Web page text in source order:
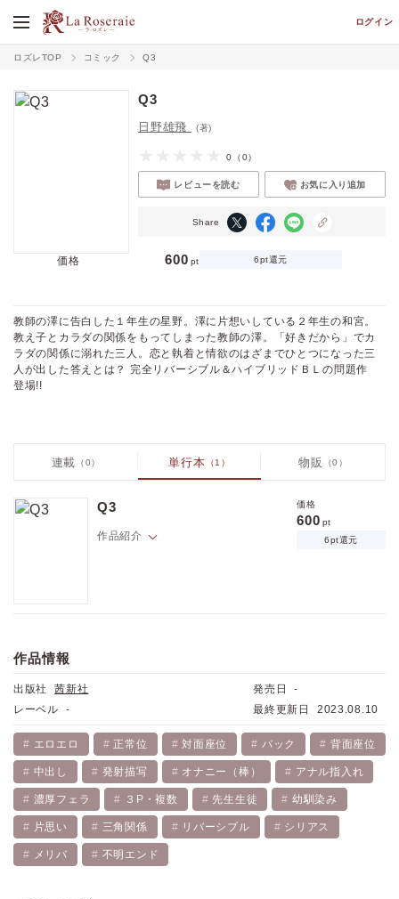
ログイン
ロズレTOP コミック Q3
Q3
日野雄飛 (著)
0 （0）
レビューを読む お気に入り追加
Share
価格 600 pt 6pt還元
教師の澤に告白した１年生の星野。澤に片想いしている２年生の和宮。
教え子とカラダの関係をもってしまった教師の澤。「好きだから」でカ
ラダの関係に溺れた三人。恋と執着と情欲のはざまでひとつになった三
人が出した答えとは？ 完全リバーシブル＆ハイブリッドＢＬの問題作
登場!!
連載 （0） 単行本 （1） 物販 （0）
Q3
作品紹介
価格
600 pt
6pt還元
人が出した答えとは？ 完全リバーシブル＆ハイブリッドＢＬの問題作登
作品情報
出版社
茜新社
レーベル
-
発売日
-
最終更新日
2023.08.10
エロエロ 正常位 対面座位 バック 背面座位
中出し 発射描写 オナニー（棒） アナル指入れ
濃厚フェラ ３P・複数 先生生徒 幼馴染み
片思い 三角関係 リバーシブル シリアス
メリバ 不明エンド